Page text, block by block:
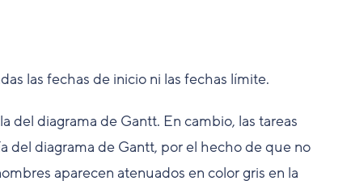
las fechas de inicio ni las fechas límite.
del diagrama de Gantt. En cambio, las tareas
del diagrama de Gantt, por el hecho de que no
aparecen atenuados en color gris en la